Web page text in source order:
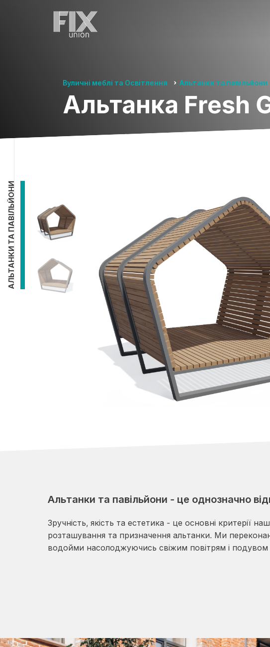
Вуличні меблі та Освітлення Альтанки та павільйони
Альтанка Fresh
АЛЬТАНКИ ТА ПАВІЛЬЙОНИ
Альтанки та павільйони - це однозначно
Зручність, якість та естетика - це основні критерії
розташування та призначення альтанки. Ми
водойми насолоджуючись свіжим повітрям і подувом